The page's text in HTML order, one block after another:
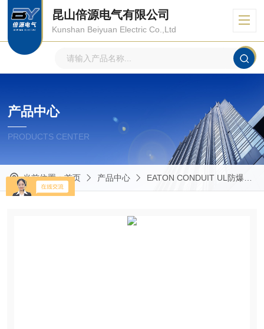
昆山倍源电气有限公司
Kunshan Beiyuan Electric Co.,Ltd
产品中心
PRODUCTS CENTER
当前位置：首页 产品中心 EATON CONDUIT UL防爆管件